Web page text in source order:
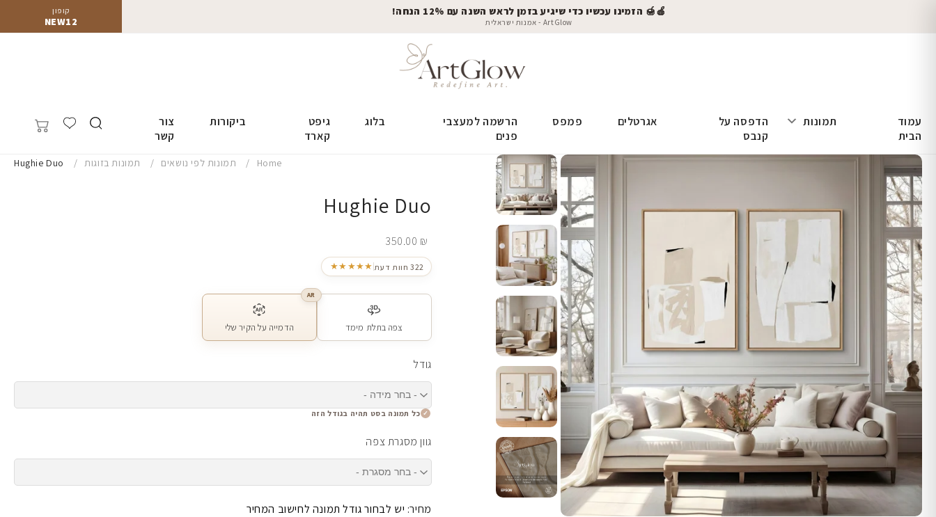
קופון
NEW12
🍎🍯 הזמינו עכשיו כדי שיגיע בזמן לראש השנה עם 12% הנחה!
ArtGlow - אמנות ישראלית
עמוד
הבית
תמונות
הדפסה על
קנבס
אגרטלים פמפס
הרשמה למעצבי
פנים
בלוג
גיפט
קארד
ביקורות
צור
קשר
Home תמונות לפי נושאים תמונות בזוגות Hughie Duo
Hughie Duo
350.00 ₪
★★★★★ 322 חוות דעת
צפה בתלת מימד
AR
הדמייה על הקיר שלי
גודל
כל תמונה בסט תהיה בגודל הזה
גוון מסגרת צפה
מחיר: יש לבחור גודל תמונה לחישוב המחיר